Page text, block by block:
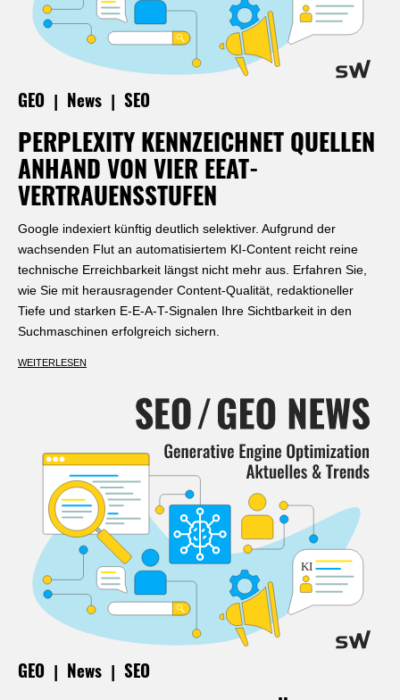
GEO News SEO
PERPLEXITY KENNZEICHNET QUELLEN
ANHAND VON VIER EEAT-
VERTRAUENSSTUFEN
Google indexiert künftig deutlich selektiver. Aufgrund der
wachsenden Flut an automatisiertem KI-Content reicht reine
technische Erreichbarkeit längst nicht mehr aus. Erfahren Sie,
wie Sie mit herausragender Content-Qualität, redaktioneller
Tiefe und starken E-E-A-T-Signalen Ihre Sichtbarkeit in den
Suchmaschinen erfolgreich sichern.
WEITERLESEN
GEO News SEO